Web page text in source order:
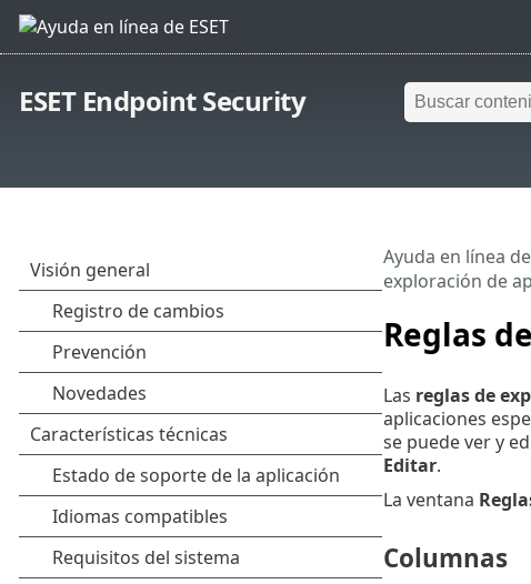
ESET Endpoint Security
Reglas
Ayuda en línea de
exploración de
Las reglas de
aplicaciones
se puede ver y
Editar.
La ventana
Columnas